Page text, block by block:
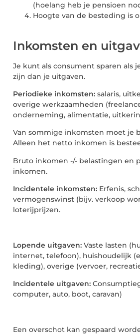
(hoelang heb je pensioen
Hoogte van de besteding is
Inkomsten en
Je kunt als consument sparen als
zijn dan je uitgaven.
Periodieke inkomsten: salaris,
overige werkzaamheden
onderneming, alimentatie,
Van sommige inkomsten moet je
Alleen het netto inkomen is
Bruto inkomen -/- belastingen en
inkomen.
Incidentele inkomsten: Erfenis,
vermogenswinst (bijv. verkoop
loterijprijzen.
Lopende uitgaven: Vaste lasten
internet, telefoon), huishoudelijk
kleding), overige (vervoer,
Incidentele uitgaven:
computer, auto, boot, caravan)
Een overschot kan gespaard